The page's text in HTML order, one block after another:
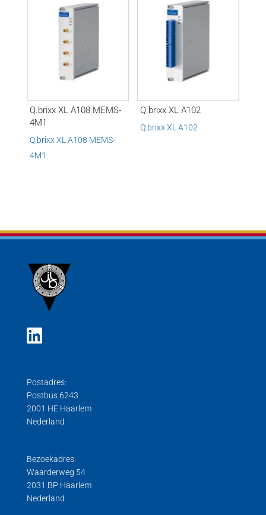
Q.brixx XL A108 MEMS-
4M1
Q.brixx XL A108 MEMS-
4M1
Q.brixx XL A102
Q.brixx XL A102
Postadres:
Postbus 6243
2001 HE Haarlem
Nederland
Bezoekadres:
Waarderweg 54
2031 BP Haarlem
Nederland